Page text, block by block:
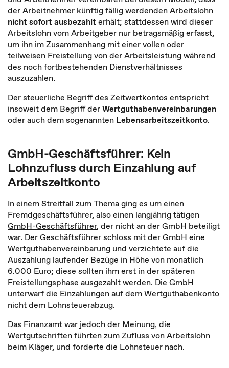
der Arbeitnehmer künftig fällig werdenden Arbeitslohn
nicht sofort ausbezahlt erhält; stattdessen wird dieser
Arbeitslohn vom Arbeitgeber nur betragsmäßig erfasst,
um ihn im Zusammenhang mit einer vollen oder
teilweisen Freistellung von der Arbeitsleistung während
des noch fortbestehenden Dienstverhältnisses
auszuzahlen.
Der steuerliche Begriff des Zeitwertkontos entspricht
insoweit dem Begriff derWertguthabenvereinbarungen
oder auch dem sogenannten Lebensarbeitszeitkonto.
GmbH-Geschäftsführer: Kein
Lohnzufluss durch Einzahlung auf
Arbeitszeitkonto
In einem Streitfall zum Thema ging es um einen
Fremdgeschäftsführer, also einen langjährig tätigen
GmbH-Geschäftsführer, der nicht an der GmbH beteiligt
war. Der Geschäftsführer schloss mit der GmbH eine
Wertguthabenvereinbarung und verzichtete auf die
Auszahlung laufender Bezüge in Höhe von monatlich
6.000 Euro; diese sollten ihm erst in der späteren
Freistellungsphase ausgezahlt werden. Die GmbH
unterwarf die Einzahlungen auf dem Wertguthabenkonto
nicht dem Lohnsteuerabzug.
Das Finanzamt war jedoch der Meinung, die
Wertgutschriften führten zum Zufluss von Arbeitslohn
beim Kläger, und forderte die Lohnsteuer nach.